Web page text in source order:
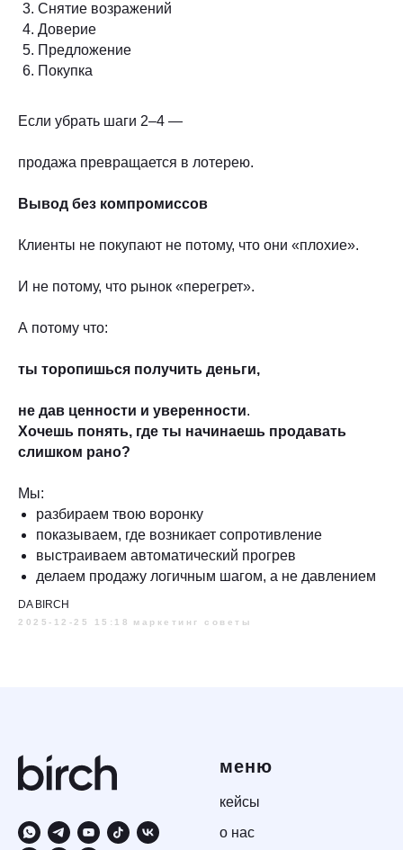
Снятие возражений
Доверие
Предложение
Покупка
Если убрать шаги 2–4 —
продажа превращается в лотерею.
Вывод без компромиссов
Клиенты не покупают не потому, что они «плохие».
И не потому, что рынок «перегрет».
А потому что:
ты торопишься получить деньги,
не дав ценности и уверенности.
Хочешь понять, где ты начинаешь продавать
слишком рано?
Мы:
разбираем твою воронку
показываем, где возникает сопротивление
выстраиваем автоматический прогрев
делаем продажу логичным шагом, а не давлением
DA BIRCH
2025-12-25 15:18 маркетинг советы
меню
кейсы
о нас